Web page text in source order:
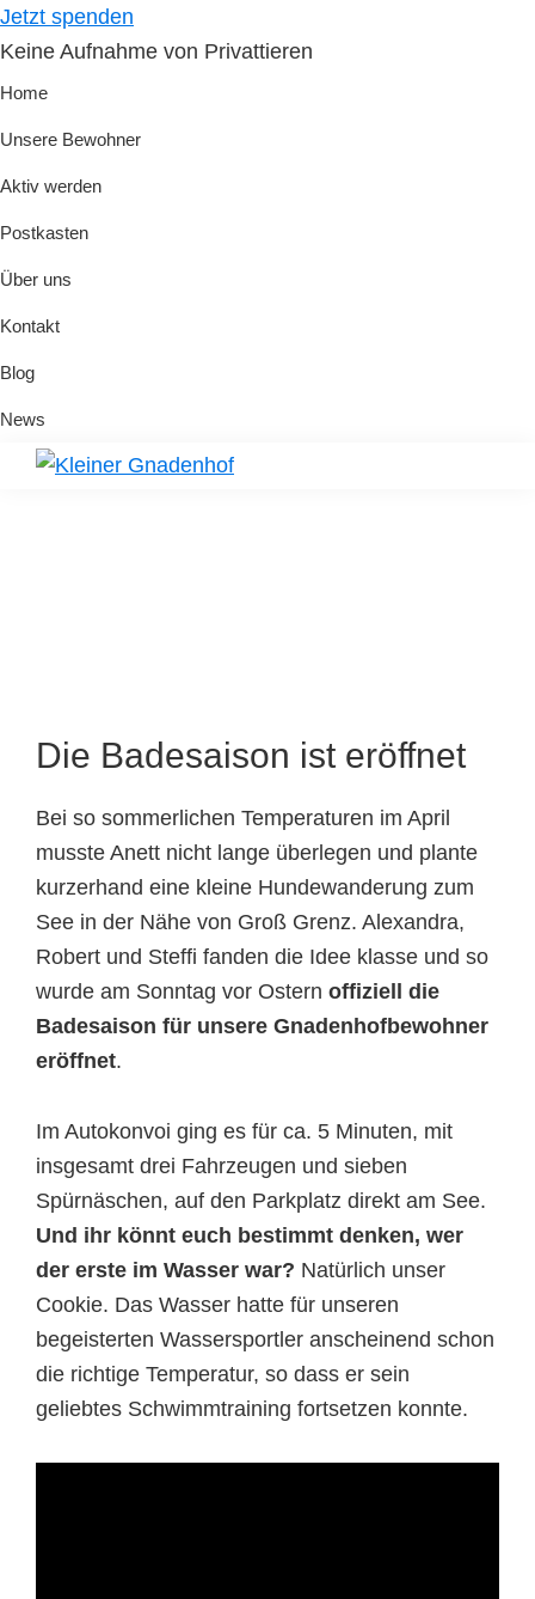
Skip
to
primary
Skip
to
main
Jetzt spenden
Keine Aufnahme von Privattieren
Home
Unsere Bewohner
Aktiv werden
Postkasten
Über uns
Kontakt
Blog
News
Die Badesaison ist eröffnet
Bei so sommerlichen Temperaturen im April
musste Anett nicht lange überlegen und plante
kurzerhand eine kleine Hundewanderung zum
See in der Nähe von Groß Grenz. Alexandra,
Robert und Steffi fanden die Idee klasse und so
wurde am Sonntag vor Ostern offiziell die
Badesaison für unsere Gnadenhofbewohner
eröffnet.
Im Autokonvoi ging es für ca. 5 Minuten, mit
insgesamt drei Fahrzeugen und sieben
Spürnäschen, auf den Parkplatz direkt am See.
Und ihr könnt euch bestimmt denken, wer
der erste im Wasser war? Natürlich unser
Cookie. Das Wasser hatte für unseren
begeisterten Wassersportler anscheinend schon
die richtige Temperatur, so dass er sein
geliebtes Schwimmtraining fortsetzen konnte.